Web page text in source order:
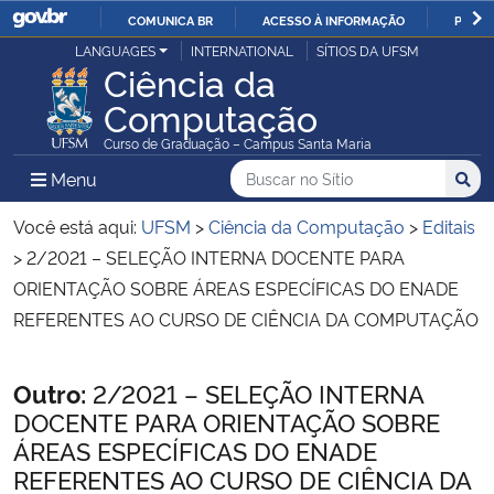
IR
PARA
O
CONTEÚDO
COMUNICA BR ACESSO À INFORMAÇÃO
Ministério da Justiça e Segurança Pública
Ministério da Defesa
Ministério das Relações Exteriores
Ministério da Economia
Ministério da Agricultura, Pecuária e Abastecimento
Ministério da Educação
LANGUAGES INTERNATIONAL SÍTIOS DA UFSM
Ciência da
Computação
Curso de Graduação – Campus Santa Maria
Menu Menu Principal do Sítio
Busca
Buscar no no Sítio
Busca:
Você está aqui: UFSM >Ciência da Computação > Editais
>2/2021 – SELEÇÃO INTERNA DOCENTE PARA
ORIENTAÇÃO SOBRE ÁREAS ESPECÍFICAS DO ENADE
REFERENTES AO CURSO DE CIÊNCIA DA COMPUTAÇÃO
Início do conteúdo
Outro: 2/2021 – SELEÇÃO INTERNA
DOCENTE PARA ORIENTAÇÃO SOBRE
ÁREAS ESPECÍFICAS DO ENADE
REFERENTES AO CURSO DE CIÊNCIA DA